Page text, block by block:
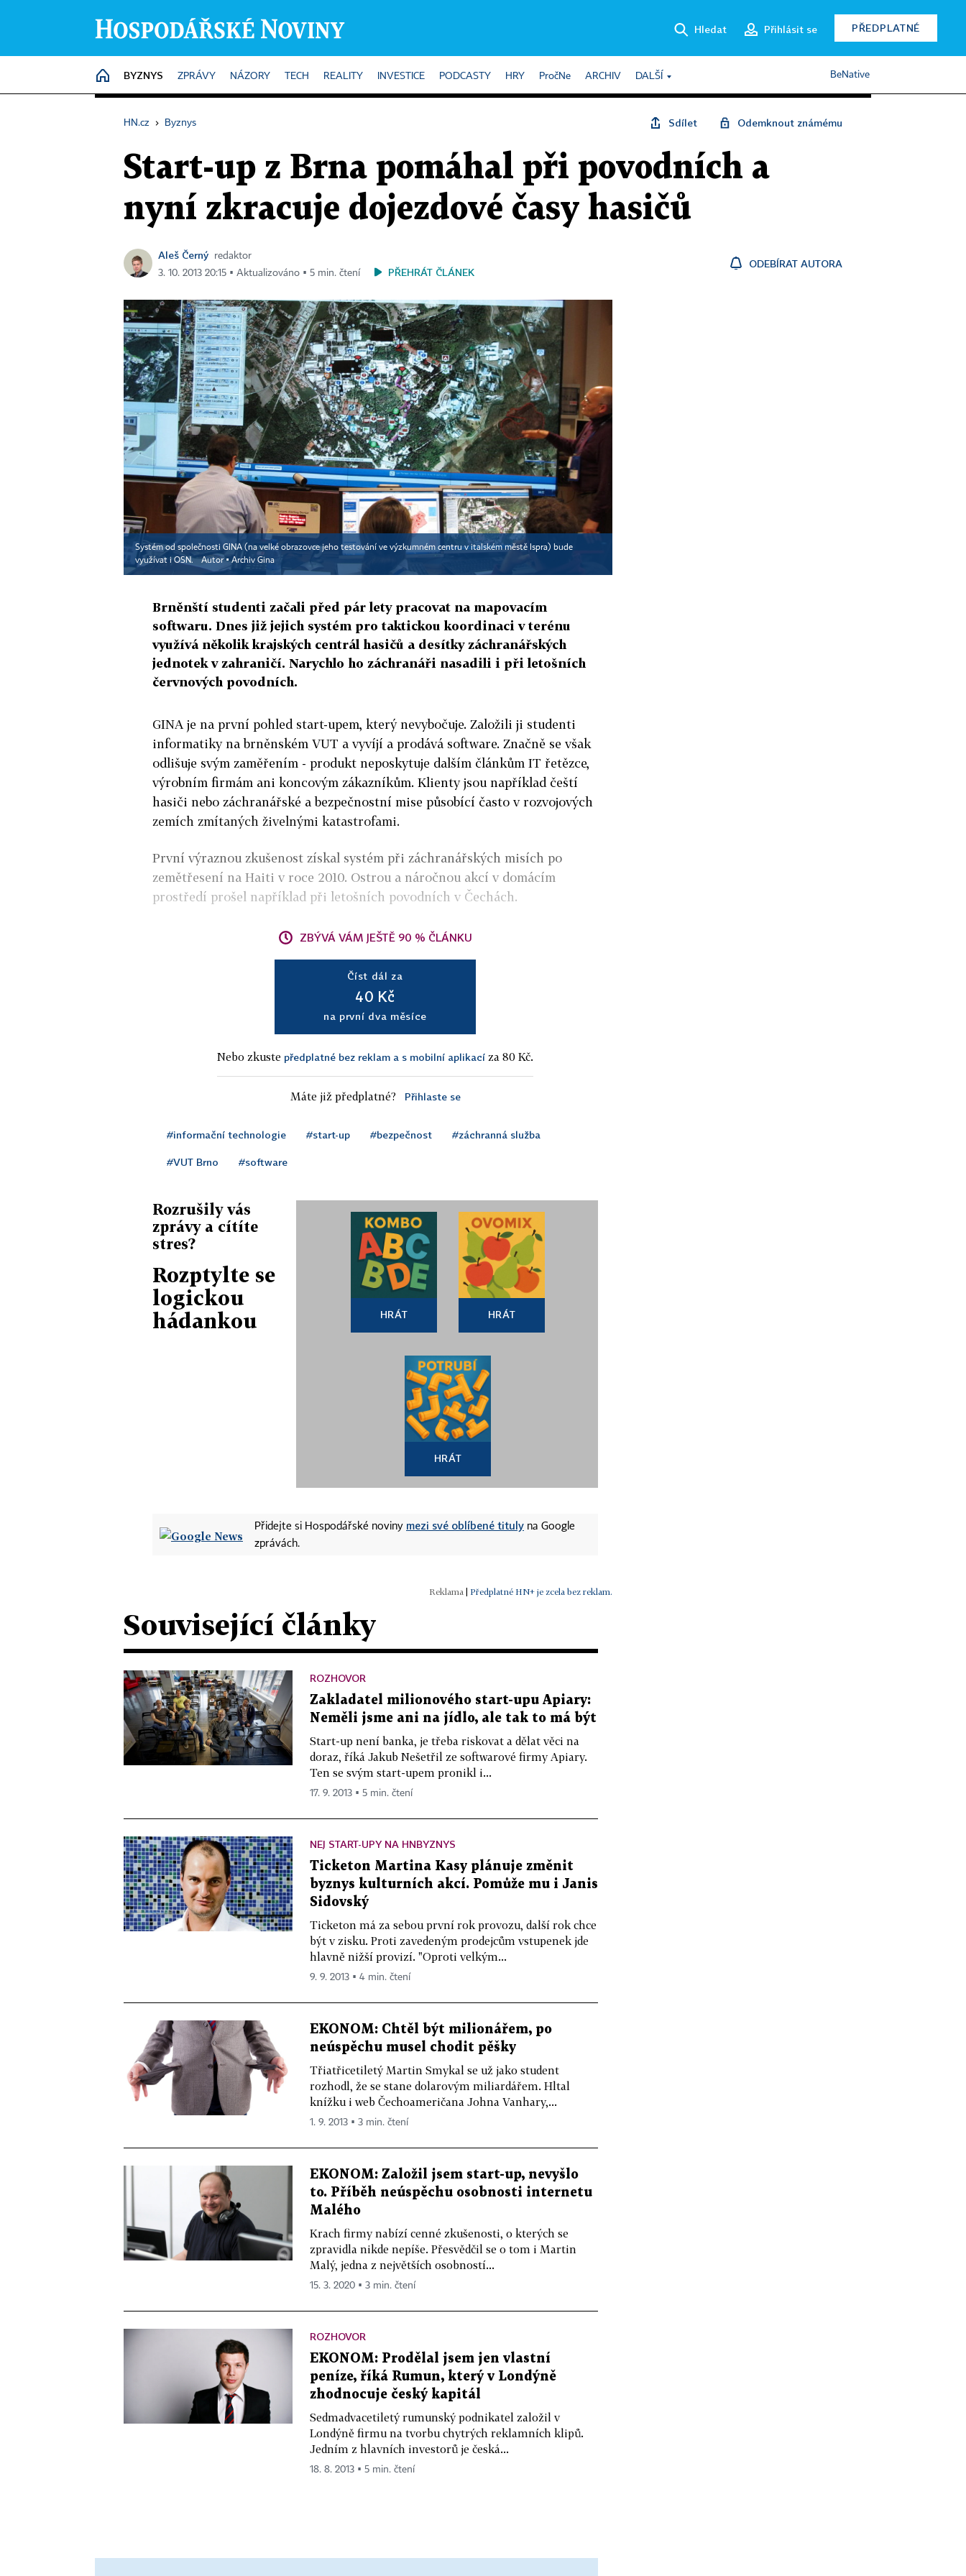
Hledat Přihlásit se PŘEDPLATNÉ
HOME
BYZNYS ZPRÁVY NÁZORY TECH REALITY INVESTICE PODCASTY HRY PročNe ARCHIV DALŠÍ BeNative
HN.cz › Byznys Sdílet Odemknout známému
Start-up z Brna pomáhal při povodních a
nyní zkracuje dojezdové časy hasičů
Aleš Černý
redaktor
3. 10. 2013 20:15 ▪ Aktualizováno ▪ 5 min. čtení
PŘEHRÁT ČLÁNEK
ODEBÍRAT AUTORA
Systém od společnosti GINA (na velké obrazovce jeho testování ve výzkumném centru v italském městě Ispra) bude
využívat i OSN.
Autor ▪Archiv Gina
Brněnští studenti začali před pár lety pracovat na mapovacím
softwaru. Dnes již jejich systém pro taktickou koordinaci v terénu
využívá několik krajských centrál hasičů a desítky záchranářských
jednotek v zahraničí. Narychlo ho záchranáři nasadili i při letošních
červnových povodních.
GINA je na první pohled start-upem, který nevybočuje. Založili ji studenti
informatiky na brněnském VUT a vyvíjí a prodává software. Značně se však
odlišuje svým zaměřením - produkt neposkytuje dalším článkům IT řetězce,
výrobním firmám ani koncovým zákazníkům. Klienty jsou například čeští
hasiči nebo záchranářské a bezpečnostní mise působící často v rozvojových
zemích zmítaných živelnými katastrofami.
První výraznou zkušenost získal systém při záchranářských misích po
zemětřesení na Haiti v roce 2010. Ostrou a náročnou akcí v domácím
prostředí prošel například při letošních povodních v Čechách.
ZBÝVÁ VÁM JEŠTĚ 90 % ČLÁNKU
Číst dál za
40 Kč
na první dva měsíce
Nebo zkuste předplatné bez reklam a s mobilní aplikací za 80 Kč.
Máte již předplatné? Přihlaste se
#informační technologie #start-up #bezpečnost #záchranná služba
#VUT Brno #software
Rozrušily vás
zprávy a cítíte
stres?
Rozptylte se
logickou
hádankou
HRÁT HRÁT
HRÁT
Přidejte si Hospodářské noviny mezi své oblíbené tituly na Google
zprávách.
| Předplatné HN+ je zcela bez reklam.
Související články
ROZHOVOR
Zakladatel milionového start-upu Apiary:
Neměli jsme ani na jídlo, ale tak to má být
Start-up není banka, je třeba riskovat a dělat věci na
doraz, říká Jakub Nešetřil ze softwarové firmy Apiary.
Ten se svým start-upem pronikl i...
17. 9. 2013 ▪ 5 min. čtení
NEJ START-UPY NA HNBYZNYS
Ticketon Martina Kasy plánuje změnit
byznys kulturních akcí. Pomůže mu i Janis
Sidovský
Ticketon má za sebou první rok provozu, další rok chce
být v zisku. Proti zavedeným prodejcům vstupenek jde
hlavně nižší provizí. "Oproti velkým...
9. 9. 2013 ▪ 4 min. čtení
EKONOM: Chtěl být milionářem, po
neúspěchu musel chodit pěšky
Třiatřicetiletý Martin Smykal se už jako student
rozhodl, že se stane dolarovým miliardářem. Hltal
knížku i web Čechoameričana Johna Vanhary,...
1. 9. 2013 ▪ 3 min. čtení
EKONOM: Založil jsem start-up, nevyšlo
to. Příběh neúspěchu osobnosti internetu
Malého
Krach firmy nabízí cenné zkušenosti, o kterých se
zpravidla nikde nepíše. Přesvědčil se o tom i Martin
Malý, jedna z největších osobností...
15. 3. 2020 ▪ 3 min. čtení
ROZHOVOR
EKONOM: Prodělal jsem jen vlastní
peníze, říká Rumun, který v Londýně
zhodnocuje český kapitál
Sedmadvacetiletý rumunský podnikatel založil v
Londýně firmu na tvorbu chytrých reklamních klipů.
Jedním z hlavních investorů je česká...
18. 8. 2013 ▪ 5 min. čtení